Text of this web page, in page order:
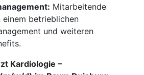
Mitarbeitende
betrieblichen
und weiteren
Kardiologie –